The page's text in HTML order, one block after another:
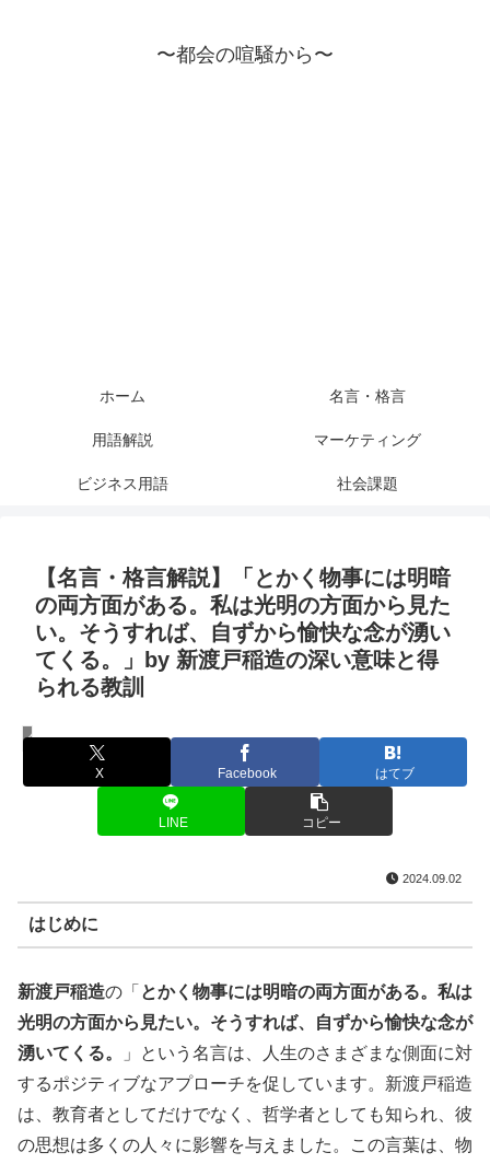
〜都会の喧騒から〜
ホーム 名言・格言
用語解説 マーケティング
ビジネス用語 社会課題
【名言・格言解説】「とかく物事には明暗
の両方面がある。私は光明の方面から見た
い。そうすれば、自ずから愉快な念が湧い
てくる。」by 新渡戸稲造の深い意味と得
られる教訓
名言・格言
X Facebook はてブ
LINE コピー
2024.09.02
はじめに
新渡戸稲造の「 とかく物事には明暗の両方面がある。私は
光明の方面から見たい。そうすれば、自ずから愉快な念が
湧いてくる。
」という名言は、人生のさまざまな側面に対
するポジティブなアプローチを促しています。新渡戸稲造
は、教育者としてだけでなく、哲学者としても知られ、彼
の思想は多くの人々に影響を与えました。この言葉は、物